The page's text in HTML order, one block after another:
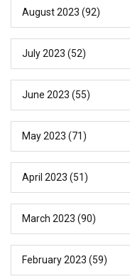
August 2023 (92)
July 2023 (52)
June 2023 (55)
May 2023 (71)
April 2023 (51)
March 2023 (90)
February 2023 (59)